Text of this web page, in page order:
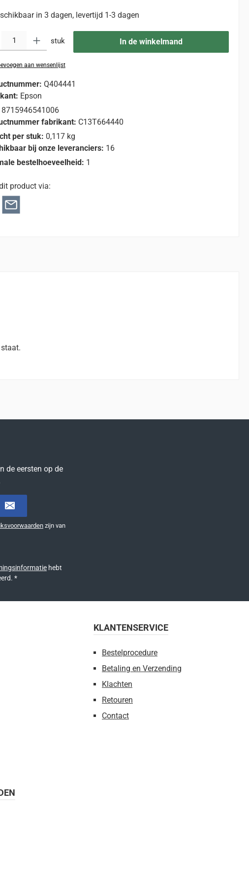
in 3 dagen, levertijd 1-3 dagen
Voer de gewenste hoeveelheid in of gebruik de knoppen om de
stuk In de winkelmand
aan wensenlijst
Q404441
Epson
8715946541006
fabrikant: C13T664440
per stuk: 0,117 kg
bij onze leveranciers: 16
bestelhoeveelheid: 1
product via:
de eersten op de
zijn van
hebt
*
KLANTENSERVICE
Bestelprocedure
Betaling en Verzending
Klachten
Retouren
Contact